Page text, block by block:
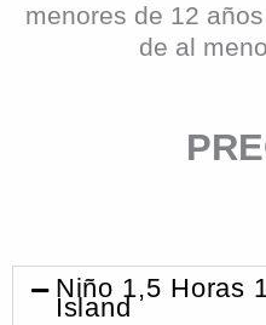
menores de 12
de al
Niño 1,5 Horas
Island